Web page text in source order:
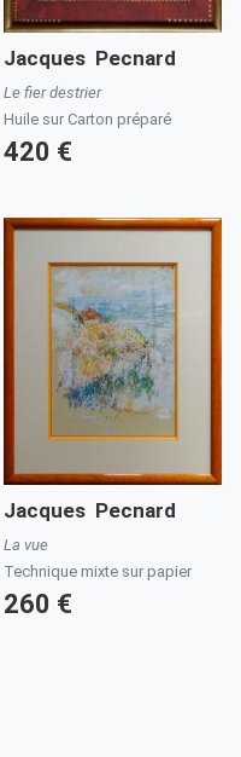
Jacques Pecnard
Le fier destrier
Huile sur Carton préparé
420 €
Jacques Pecnard
La vue
Technique mixte sur papier
260 €